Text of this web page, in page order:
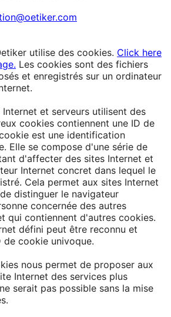
utilise des cookies. Click here
Les cookies sont des fichiers
et enregistrés sur un ordinateur
et serveurs utilisent des
cookies contiennent une ID de
est une identification
Elle se compose d'une série de
d'affecter des sites Internet et
Internet concret dans lequel le
Cela permet aux sites Internet
distinguer le navigateur
concernée des autres
qui contiennent d'autres cookies.
défini peut être reconnu et
de cookie univoque.
nous permet de proposer aux
Internet des services plus
serait pas possible sans la mise